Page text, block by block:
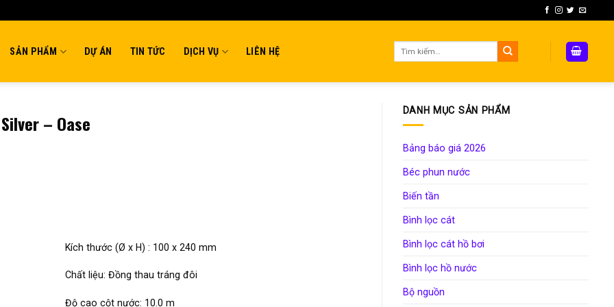
SẢN PHẨM DỰ ÁN TIN TỨC DỊCH VỤ LIÊN HỆ
– Oase
Kích thước (Ø x H) : 100 x 240 mm
Chất liệu: Đồng thau tráng đôi
Độ cao cột nước: 10.0 m
DANH MỤC SẢN PHẨM
Bảng báo giá 2026
Béc phun nước
Biến tần
Bình lọc cát
Bình lọc cát hồ bơi
Bình lọc hồ nước
Bộ nguồn